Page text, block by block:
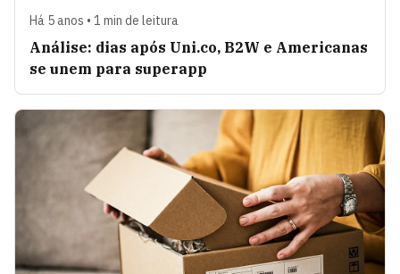
Há 5 anos • 1 min de leitura
Análise: dias após Uni.co, B2W e Americanas
se unem para superapp